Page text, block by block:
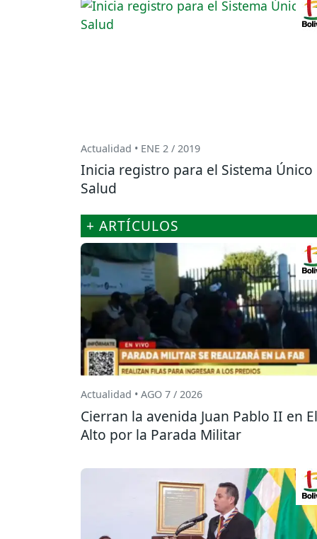
Actualidad • ENE 2 / 2019
Inicia registro para el Sistema Único
Salud
+ ARTÍCULOS
Actualidad • AGO 7 / 2026
Cierran la avenida Juan Pablo II en El
Alto por la Parada Militar